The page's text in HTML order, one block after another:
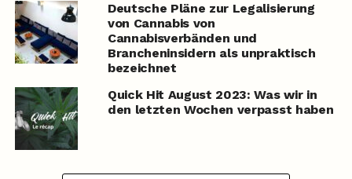
Deutsche Pläne zur Legalisierung
von Cannabis von
Cannabisverbänden und
Brancheninsidern als unpraktisch
bezeichnet
Quick Hit August 2023: Was wir in
den letzten Wochen verpasst haben